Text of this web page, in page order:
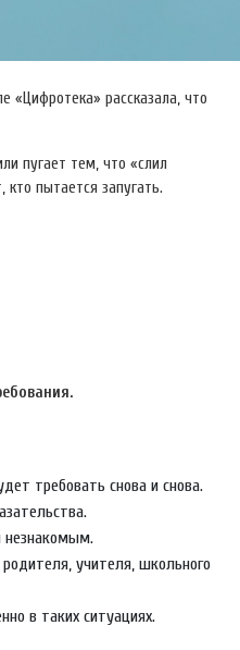
«Цифротека» рассказала, что
пугает тем, что «слил
пытается запугать.
требовать снова и снова.
незнакомым.
учителя, школьного
в таких ситуациях.